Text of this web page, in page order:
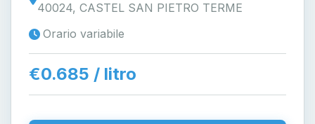
40024, CASTEL SAN PIETRO TERME
Orario variabile
€0.685 / litro